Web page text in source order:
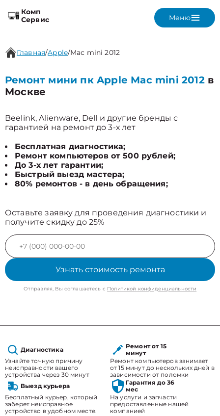
Комп
Сервис
Меню
Главная/Apple/Mac mini 2012
Ремонт мини пк Apple Mac mini 2012в
Москве
Beelink, Alienware, Dell и другие бренды с
гарантией на ремонт до 3-х лет
Бесплатная диагностика;
Ремонт компьютеров от 500 рублей;
До 3-х лет гарантии;
Быстрый выезд мастера;
80% ремонтов - в день обращения;
Оставьте заявку для проведения диагностики и
получите скидку до 25%
Узнать стоимость ремонта
Отправляя, Вы соглашаетесь с Политикой конфиденциальности
Диагностика
Узнайте точную причину
неисправности вашего
устройства через 30 минут
Ремонт от 15
минут
Ремонт компьютеров занимает
от 15 минут до нескольких дней в
зависимости от поломки
Выезд курьера
Бесплатный курьер, который
заберет неисправное
устройство в удобном месте.
Гарантия до 36
мес
На услуги и запчасти
предоставленные нашей
компанией